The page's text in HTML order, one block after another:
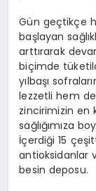
Gün geçtikçe
başlayan
arttırarak
biçimde
yılbaşı
lezzetli hem
zincirimizin en
sağlığımıza
İçerdiği 15
antioksidanlar
besin deposu.